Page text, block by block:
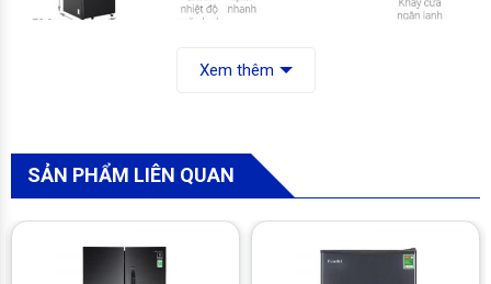
bếp.
– Dung tích 345 lít phù hợp cho lượng thực phẩm của gia đình
có 3 – 4 người hoặc gia đình ít thành viên hơn nhưng có thói
quen trữ thực phẩm nhiều ngày.
Xem thêm
SẢN PHẨM LIÊN QUAN